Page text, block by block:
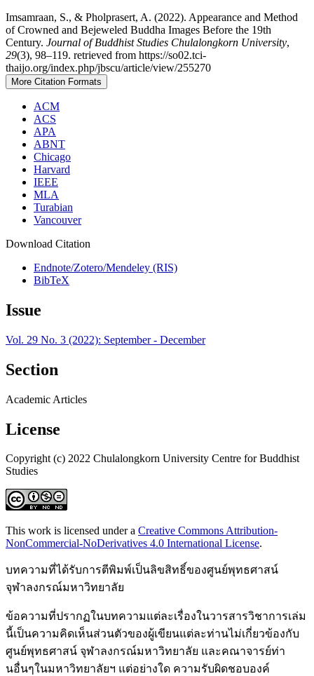
Imsamraan, S., & Pholprasert, A. (2022). Appearance and Method
of Crowned and Bejeweled Buddha Images Before the 19th
Century. Journal of Buddhist Studies Chulalongkorn University,
29(3), 98–119. retrieved from https://so02.tci-
thaijo.org/index.php/jbscu/article/view/255270
More Citation Formats
ACM
ACS
APA
ABNT
Chicago
Harvard
IEEE
MLA
Turabian
Vancouver
Download Citation
Endnote/Zotero/Mendeley (RIS)
BibTeX
Issue
Vol. 29 No. 3 (2022): September - December
Section
Academic Articles
License
Copyright (c) 2022 Chulalongkorn University Centre for Buddhist
Studies
This work is licensed under a Creative Commons Attribution-
NonCommercial-NoDerivatives 4.0 International License.
บทความที่ได้รับการตีพิมพ์เป็นลิขสิทธิ์ของศูนย์พุทธศาสน์
จุฬาลงกรณ์มหาวิทยาลัย
ข้อความที่ปรากฏในบทความแต่ละเรื่องในวารสารวิชาการเล่ม
นี้เป็นความคิดเห็นส่วนตัวของผู้เขียนแต่ละท่านไม่เกี่ยวข้องกับ
ศูนย์พุทธศาสน์ จุฬาลงกรณ์มหาวิทยาลัย และคณาจารย์ท่า
นอื่นๆในมหาวิทยาลัยฯ แต่อย่างใด ความรับผิดชอบองค์